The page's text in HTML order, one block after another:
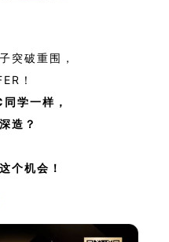
突破重围，
！
学一样，
造？
个机会！